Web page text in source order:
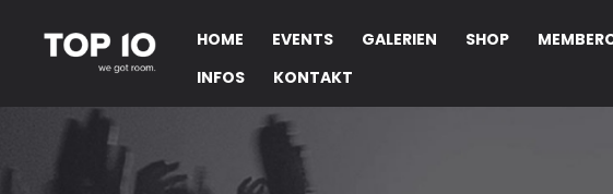
HOME EVENTS GALERIEN SHOP
INFOS
KONTAKT